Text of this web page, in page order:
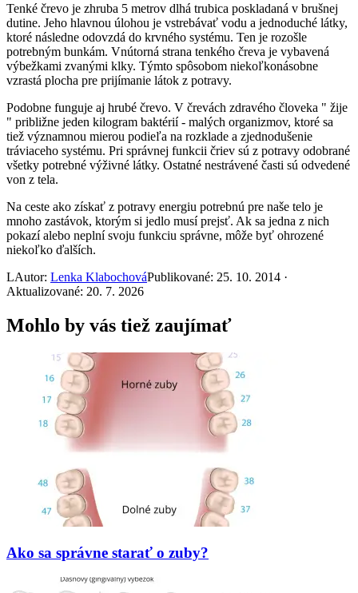
Tenké črevo je zhruba 5 metrov dlhá trubica poskladaná v brušnej
dutine. Jeho hlavnou úlohou je vstrebávať vodu a jednoduché látky,
ktoré následne odovzdá do krvného systému. Ten je rozošle
potrebným bunkám. Vnútorná strana tenkého čreva je vybavená
výbežkami zvanými klky. Týmto spôsobom niekoľkonásobne
vzrastá plocha pre prijímanie látok z potravy.
Podobne funguje aj hrubé črevo. V črevách zdravého človeka " žije
" približne jeden kilogram baktérií - malých organizmov, ktoré sa
tiež významnou mierou podieľa na rozklade a zjednodušenie
tráviaceho systému. Pri správnej funkcii čriev sú z potravy odobrané
všetky potrebné výživné látky. Ostatné nestrávené časti sú odvedené
von z tela.
Na ceste ako získať z potravy energiu potrebnú pre naše telo je
mnoho zastávok, ktorým si jedlo musí prejsť. Ak sa jedna z nich
pokazí alebo neplní svoju funkciu správne, môže byť ohrozené
niekoľko ďalších.
LAutor: Lenka KlabochováPublikované: 25. 10. 2014 ·
Aktualizované: 20. 7. 2026
Mohlo by vás tiež zaujímať
Ako sa správne starať o zuby?